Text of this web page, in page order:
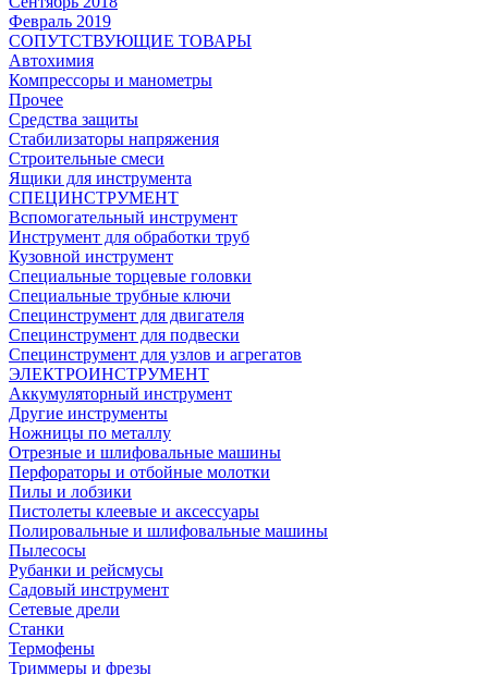
Февраль 2019
СОПУТСТВУЮЩИЕ ТОВАРЫ
Автохимия
Компрессоры и манометры
Прочее
Средства защиты
Стабилизаторы напряжения
Строительные смеси
Ящики для инструмента
СПЕЦИНСТРУМЕНТ
Вспомогательный инструмент
Инструмент для обработки труб
Кузовной инструмент
Специальные торцевые головки
Специальные трубные ключи
Специнструмент для двигателя
Специнструмент для подвески
Специнструмент для узлов и агрегатов
ЭЛЕКТРОИНСТРУМЕНТ
Аккумуляторный инструмент
Другие инструменты
Ножницы по металлу
Отрезные и шлифовальные машины
Перфораторы и отбойные молотки
Пилы и лобзики
Пистолеты клеевые и аксессуары
Полировальные и шлифовальные машины
Пылесосы
Рубанки и рейсмусы
Садовый инструмент
Сетевые дрели
Станки
Термофены
Триммеры и фрезы